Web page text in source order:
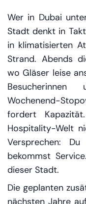
Wer in Dubai
Stadt denkt in
in klimatisierten
Strand. Abends
wo Gläser leise
Wochenend-
fordert
Hospitality-Welt
Versprechen:
bekommst
dieser Stadt.
Die geplanten
nächsten Jahre